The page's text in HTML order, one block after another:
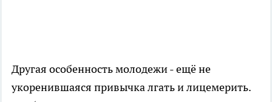
Другая особенность молодежи - ещё не
укоренившаяся привычка лгать и лицемерить.